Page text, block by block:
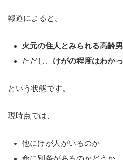
報道によると、
火元の住人とみられる高齢
ただし、 けがの程度はわか
という状態です。
現時点では、
他にけが人がいるのか